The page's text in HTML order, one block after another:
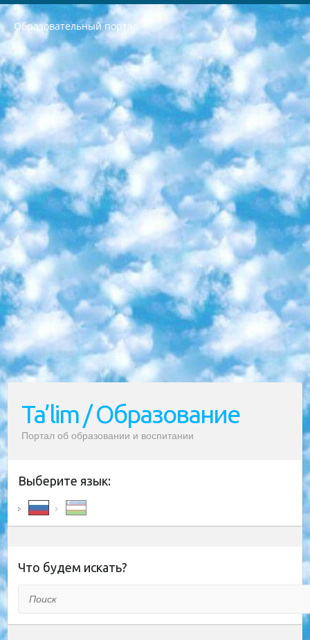
Образовательный портал
РЕСПУБЛИКА УЗБЕКИСТАН МИНИСТРЕРСТВО ДОШКОЛЬНОГО И ШКОЛЬНОГО ОБРАЗОВАНИЯ КОМАНДА в общеобразовательных учреждениях в 2023-2024 учебном году организация и проведение итоговой государственной аттестации обучающихся о Министра дошкольного и школьного образования Республики Узбекистан от 4 марта 2008 года (постановлением Минюста от 20 марта 2008 года № 1778 государственной регистрации) «Итоговое состояние учащихся общего среднего образования на основании положения об утверждении положения об аттестации общего среднего образования выпускной экзамен студентов в образовательных учреждениях в 2023-2024 учебном году В целях организации и прохождения аттестации приказываю: 1. Следующее: перечень предметов, по которым будет проводиться итоговая государственная аттестация и экзамен формы перевода согласно приложению 1; сертификаты международного образца, оценивающие уровень владения иностранными языками перечень согласно приложению 2; 2. Педагогический при специализированных образовательных учреждениях. научно-практический центр квалификации и международной оценки (Д.Давидова) 2024 г. До 25 марта: задания по предметам, по которым будет проводиться итоговая аттестация разработка и утверждение технических условий; итоговая аттестация на основании разработанного предметного задания разработка вопросов по предметам (устно и письменно), экзамен передача; общеобразовательные средние школы и специальные учебные заведения учащиеся выпускных классов школ и интернатов в агентской системе подготовка базы данных экзаменационных материалов и критериев оценки; перевод базы экзаменационных материалов на все языки обучения подать в Республиканский образовательный центр для изготовления; варианты экзаменов на основе разработанных контрольных материалов пусть будут поставлены задачи формирования. 3. Республиканский образовательный центр (Ш.Худайкулов) до 5 апреля 2024 года. до: база данных предоставленных экзаменационных материалов на все языки обучения перевод и экспертиза; для слепых, слабовидящих, глухих, слабослышащих и умственно отсталых детей учащиеся выпускных классов специализированных школ и школ-интернатов база данных экзаменационных материалов на всех преподаваемых языках подготовка критериев оценки; специализированные школы для умственно отсталых детей и технологии для учащихся выпускных классов школ-интернатов разработка соответствующих рекомендаций и критериев проведения ЕГЭ по естествознанию давать задания. 4. Педагогический при специализированных образовательных учреждениях. Научно-практический центр навыков и международной оценки (Д.Давидова), Республика образовательный центр (Худайкулов Ш.) итоговый государственный аттестационный экзамен ориентирован на творческое и логическое мышление при подготовке базы материалов учитывать введение заданий. 5. Следует отметить, что: сертификат государственного образца о знании общеобразовательного предмета и как минимум национальный уровень B1 по предметам на иностранных языках, указанным в Приложении 2. или международно признанный сертификат эквивалентного уровня студенты, изучающие определенный предмет, освобождаются от экзамена; по соответствующим предметам запланирована итоговая государственная аттестация за день до дня, путем жеребьевки Рабочей группой (в письменной форме по предметам, проводимым в форме) из числа сформированных вариантов выбрано 2 варианта; 2 выбранных варианта экзамена анонсированы на официальном сайте министерства и все выпускники по всей стране на основе этих вариантов проводит итоговую государственную аттестацию. 6. Государственное образование учащихся средних общеобразовательных учреждений. знания в соответствии с квалификационными требованиями, которые необходимо приобрести на основании стандартов итоговый (выпускной) контроль для 9 и 11 классов в целях тестирования Экзамены (далее – экзамены) состоят из предметов, перечисленных в приложении 1. будет сделано. 7. Экзамены пройдут с 26 мая по 15 июня 2024 г. (кроме науки физического воспитания). 8. Физическая для учащихся 9 классов общесредних образовательных учреждений. Экзамены по предмету «Образование, квалификация медицина» 1-6 мая 2024 года. сотрудники перевести под присмотр (с отклонениями в физическом или умственном развитии) специализированная школа для детей, школы-интернаты и со сколиозом школы-интернаты санаторного типа для больных детей исключены). 9. Он был слепым, слабовидящим и имел нарушения опорно-двигательного аппарата. экзамены в специализированных школах и интернатах для детей должны проводиться исходя из требований, предъявляемых к общеобразовательным учреждениям (физкультура кроме науки). 10. Специализированная школа для глухих и слабослышащих детей. и экзамены в интернатах и быть реализован в виде письменного теста по математике. 11. Специальность для умственно отсталых детей. Для 9 класса Родной язык и литературное письмо Государственный язык (язык обучения – узбекский). для неклассов) написано Математическое письмо Письменная/устная история Узбекистана Физическое воспитание практично Итоговый контроль Для 11 класса Написание родного языка и литературы (эссе) Математическое письмо Узбекский язык (обучение на узбекском языке) не посещающее общее среднее образование для учреждений)/Образовательное учреждение выбор письменный и устный Иностранный язык письменный/устный Письменная/устная история Узбекистана *По выбору студента:  Химия  Физика  Основы государственного права  География 10 бесплатных образовательных ресурсов - Мы составили подборку онлайн-проектов с интерактивными упражнениями, видеолекциями и статьями. Они помогут вам обрести новые и освежить старые знания бесплатно. 1. «ИНТУИТ» Старейшая образовательная площадка Рунета. Здесь вы найдёте сотни текстовых и видеокурсов на десятки различных тем — от программирования до психологии. Многие курсы подготовлены российскими университетами и крупными международными компаниями вроде Intel и Microsoft. Самостоятельное обучение бесплатное, но желающие могут оплатить услуги персональных наставников. 2. «Смартия» знакомит с актуальными профессиями и подсказывает, как им обучаться. Выбрав заинтересовавшую вас специальность — SMM-специалист, фотограф, веб-дизайнер или другую, — увидите список необходимых для неё умений. Чтобы вы могли освоить их самостоятельно, для каждого умения площадка отображает подборку ссылок на учебные материалы. Хотя «Смартия» ориентируется на русскоязычную аудиторию, часть контента всё же доступна только на английском. 3. «Лекторий Физтеха» Проект Московского физико-технического института (Физтеха). С его помощью вы можете смотреть онлайн серии лекций, записанные на видео в этом вузе. В числе доступных предметов — физика, биология, химия, информационные технологии и другие. К некоторым лекциям администрация ресурса прилагает готовые конспекты, которые можно скачивать в PDF-формате. 4. ITMOcourses Онлайн-площадка Санкт-Петербургского национального исследовательского университета информационных технологий, механики и оптики (ИТМО). Ресурс предоставляет свободный доступ к курсам, разработанным в этом вузе. Каталог материалов разбит на четыре категории: «Оптические системы и технологии», «Приборостроение и робототехника», «Информационные технологии» и «Биотехнологии». Курсы состоят из видеолекций, интерактивных демонстраций и заданий. 5. «КиберЛенинка» Электронная научная библиотека открытого доступа. Каталог площадки регулярно обрастает текстами статей из различных научных изданий. Сгруппированные по журналам и рубрикам публикации можно читать онлайн или скачивать целиком в PDF-формате. Проект нацелен на популяризацию науки за счёт открытого доступа к качественной информации. 6. «ПостНаука» На этом ресурсе публикуют подборки видеолекций, составленные экспертами из разных отраслей и объединённые общими темами. Среди них, к примеру, есть серии «Биоинформатика и геномика», «Культура средневековой Скандинавии» и Cinema Studies о теории кино. Каждая подборка лекций — логически связанная история, рассказанная экспертом от первого лица. Кроме того, на сайте появляются научно-образовательные статьи и тесты на разные темы. 7. «Newочём» Команда проекта «Newочём» отбирает самые интересные тексты из англоязычных СМИ и переводит те из них, за которые голосуют участники сообщества «ВКонтакте». По большей части это научно-популярные статьи. Редакторы придумывают лишь заголовки, в остальном содержание переводов соответствует оригиналам. Полные тексты можно читать прямо в социальной сети. 8. InternetUrok Онлайн-база материалов по основным дисциплинам школьной программы. Информация на сайте структурирована по классам, предметам и темам (урокам). Каждый урок состоит из видеолекций и конспектов. Есть также интерактивные тренажёры и тесты для закрепления пройденного материала. Даже если вы давно окончили школу, возможность повторить программу старших классов всегда может пригодиться. 9. Edutainme Ещё один ресурс об образовании. В отличие от Newtonew, как мне кажется, Edutainme больше ориентируется на представителей индустрии: педагогов, предпринимателей, разработчиков образовательных проектов. Но и любой, кто просто стремится к саморазвитию, найдёт на сайте много полезного и интересного для себя. Например, информацию о новых курсах и образовательных сервисах. 10. Newtonew Онлайн-медиа об образовании и обучении в широком смысле. Авторы Newtonew пишут об инструментах, заведениях, тактиках и стратегиях, которые помогают учить других и получать новые знания самостоятельно. На этой площадке вы найдёте новости, обзоры, аналитические мат
Ta’lim / Образование
Портал об образовании и воспитании
Выберите язык:
Что будем искать?